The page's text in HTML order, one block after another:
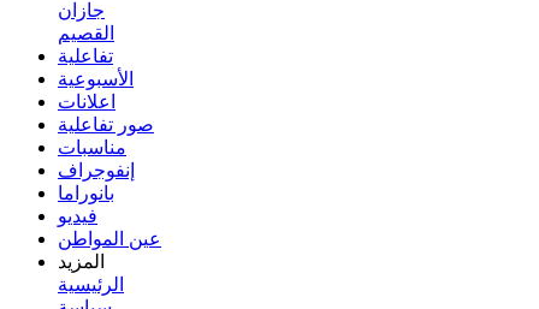
جازان
القصيم
تفاعلية
الأسبوعية
اعلانات
صور تفاعلية
مناسبات
إنفوجراف
بانوراما
فيديو
عين المواطن
المزيد
الرئيسية